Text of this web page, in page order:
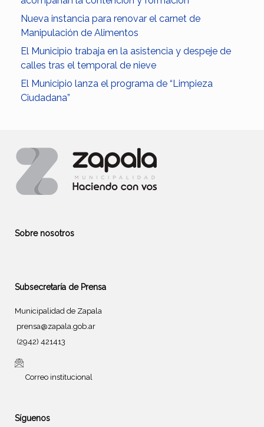
Nueva instancia para renovar el carnet de
Manipulación de Alimentos
El Municipio trabaja en la asistencia y despeje de
calles tras el temporal de nieve
El Municipio lanza el programa de “Limpieza
Ciudadana”
Sobre nosotros
Subsecretaría de Prensa
Municipalidad de Zapala
prensa@zapala.gob.ar
(2942) 421413
Correo institucional
Síguenos